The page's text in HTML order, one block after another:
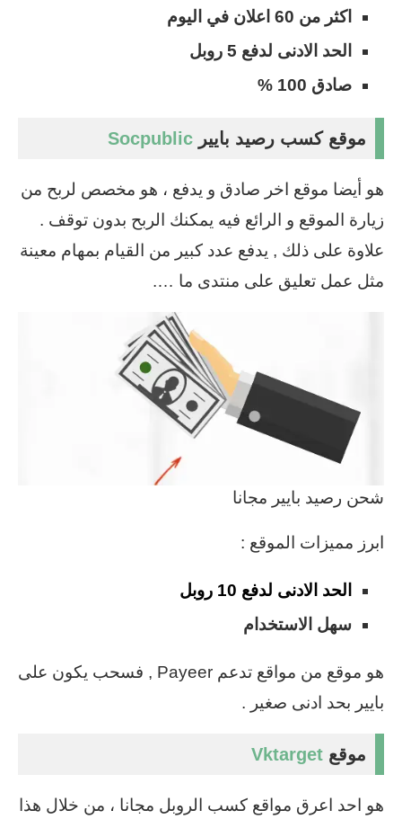
اكثر من 60 اعلان في اليوم
الحد الادنى لدفع 5 روبل
صادق 100 %
موقع كسب رصيد بايير Socpublic
هو أيضا موقع اخر صادق و يدفع ، هو مخصص لربح من
زيارة الموقع و الرائع فيه يمكنك الربح بدون توقف .
علاوة على ذلك , يدفع عدد كبير من القيام بمهام معينة
مثل عمل تعليق على منتدى ما ….
شحن رصيد بايير مجانا
ابرز مميزات الموقع :
الحد الادنى لدفع 10 روبل
سهل الاستخدام
هو موقع من مواقع تدعم Payeer , فسحب يكون على
بايير بحد ادنى صغير .
موقع Vktarget
هو احد اعرق مواقع كسب الروبل مجانا ، من خلال هذا